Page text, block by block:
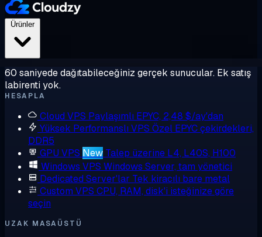
Ürünler
60 saniyede dağıtabileceğiniz gerçek sunucular. Ek satış
labirenti yok.
HESAPLA
Cloud VPS Paylaşımlı EPYC, 2,48 $/ay'dan
Yüksek Performanslı VPS Özel EPYC çekirdekleri,
DDR5
GPU VPS New Talep üzerine L4, L40S, H100
Windows VPS Windows Server, tam yönetici
Dedicated Server'lar Tek kiracılı bare metal
Custom VPS CPU, RAM, disk'i isteğinize göre
seçin
UZAK MASAÜSTÜ